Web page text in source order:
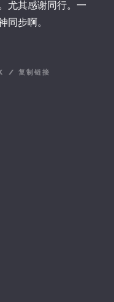
尤其感谢同行。一
同步啊。
/ 复制链接